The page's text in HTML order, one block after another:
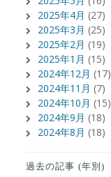
2025年4月 (27)
2025年3月 (25)
2025年2月 (19)
2025年1月 (15)
2024年12月 (17)
2024年11月 (7)
2024年10月 (15)
2024年9月 (18)
2024年8月 (18)
過去の記事 (年別)